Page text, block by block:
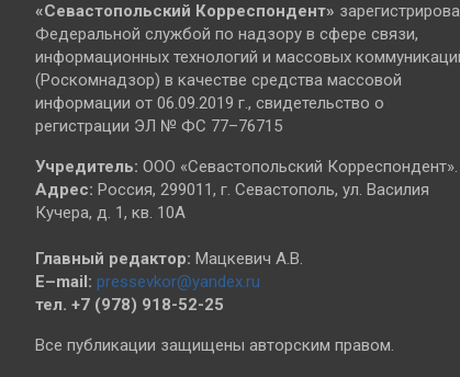
«Севастопольский Корреспондент»
Федеральной службой по надзору в сфере связи,
информационных технологий и массовых
(Роскомнадзор) в качестве средства массовой
информации от 06.09.2019 г., свидетельство о
регистрации ЭЛ № ФС 77–76715
Учредитель: ООО «Севастопольский Корреспондент».
Адрес: Россия, 299011, г. Севастополь, ул. Василия
Кучера, д. 1, кв. 10А
Главный редактор: Мацкевич А.В.
E–mail: pressevkor@yandex.ru
тел. +7 (978) 918-52-25
Все публикации защищены авторским правом.